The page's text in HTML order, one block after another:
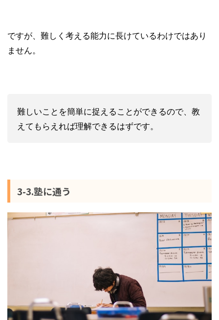
ですが、難しく考える能力に長けているわけではあり
ません。
難しいことを簡単に捉えることができるので、教
えてもらえれば理解できるはずです。
3-3.塾に通う